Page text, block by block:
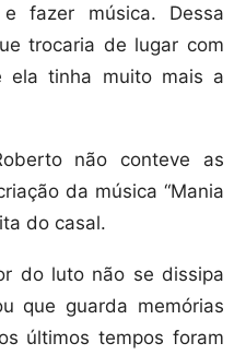
fazer música. Dessa
trocaria de lugar com
ela tinha muito mais a
não conteve as
da música “Mania
do casal.
do luto não se dissipa
que guarda memórias
últimos tempos foram